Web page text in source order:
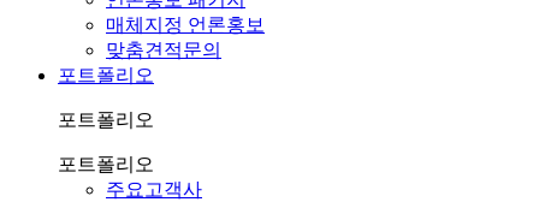
매체지정 언론홍보
맞춤견적문의
포트폴리오
포트폴리오
포트폴리오
주요고객사